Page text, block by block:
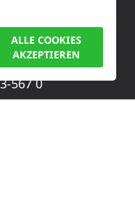
567 0
ALLE COOKIES
AKZEPTIEREN